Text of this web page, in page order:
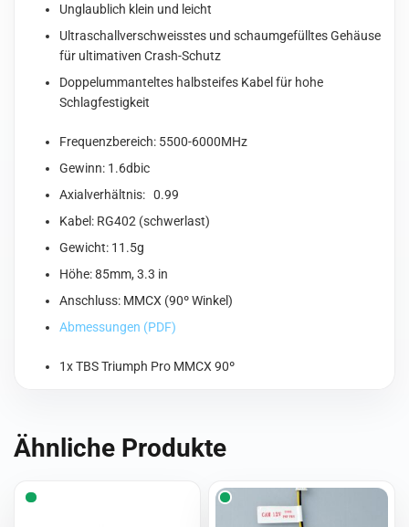
Unglaublich klein und leicht
Ultraschallverschweisstes und schaumgefülltes Gehäuse
für ultimativen Crash-Schutz
Doppelummanteltes halbsteifes Kabel für hohe
Schlagfestigkeit
Frequenzbereich: 5500-6000MHz
Gewinn: 1.6dbic
Axialverhältnis: 0.99
Kabel: RG402 (schwerlast)
Gewicht: 11.5g
Höhe: 85mm, 3.3 in
Anschluss: MMCX (90º Winkel)
Abmessungen (PDF)
1x TBS Triumph Pro MMCX 90º
Ähnliche Produkte